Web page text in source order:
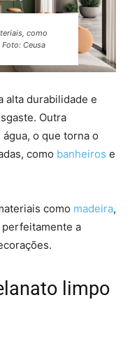
como
Ceusa
alta durabilidade e
Outra
o que torna o
como banheiros e
como madeira,
perfeitamente a
limpo